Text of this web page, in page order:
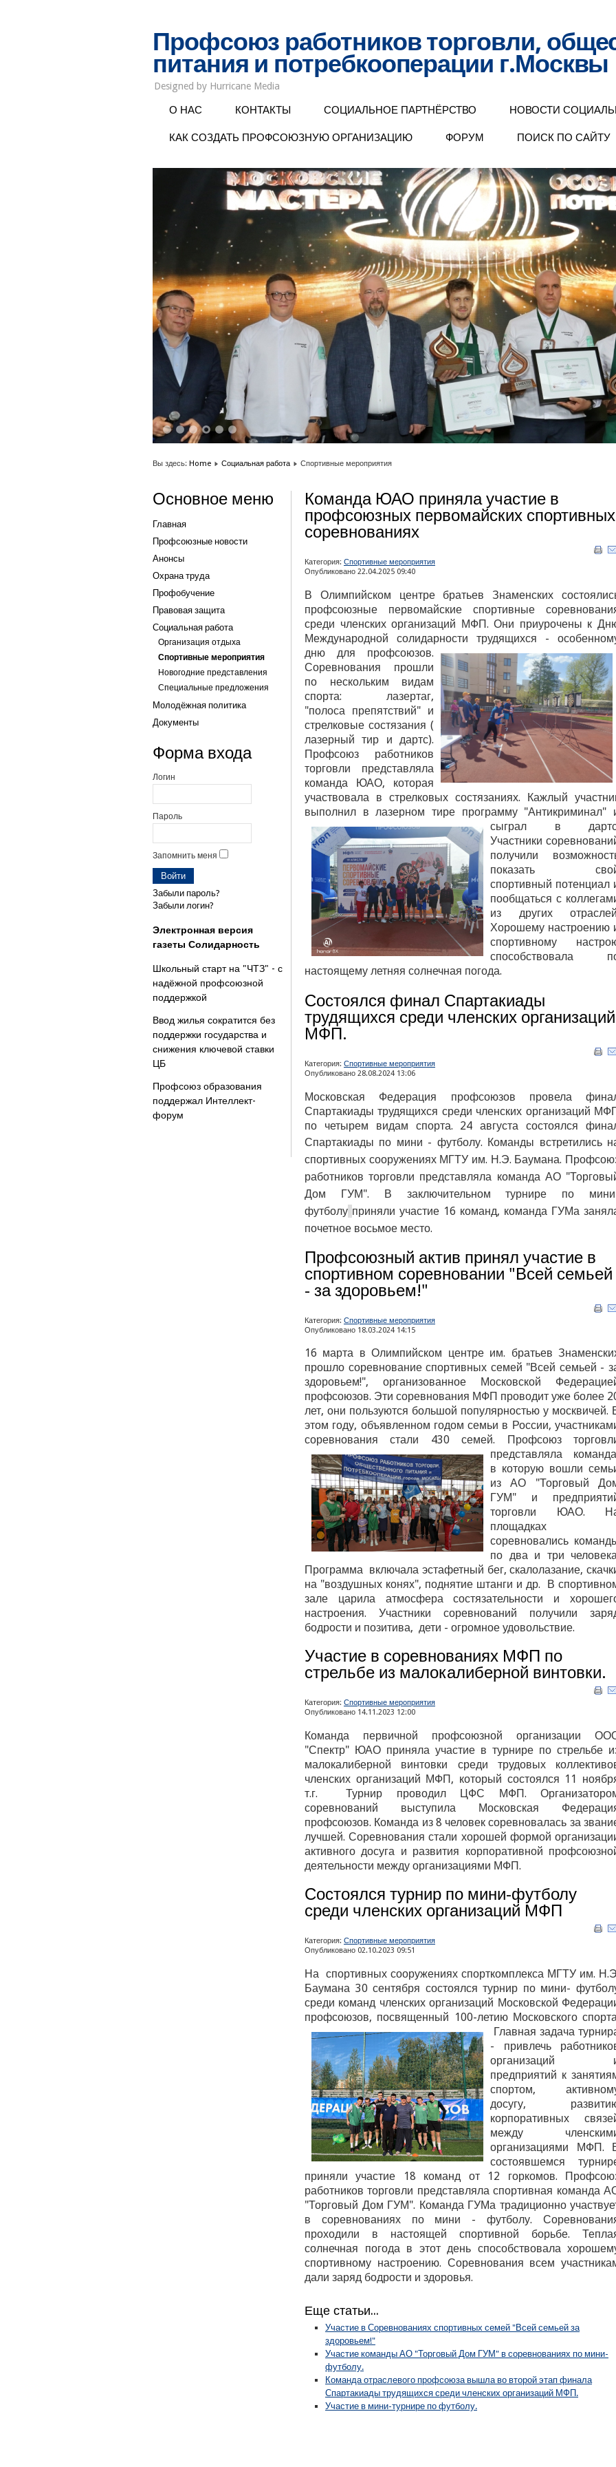
Профсоюз работников торговли,
питания и потребкооперации г.Москвы
Designed by Hurricane Media
О НАС КОНТАКТЫ СОЦИАЛЬНОЕ ПАРТНЁРСТВО НОВОСТИ
КАК СОЗДАТЬ ПРОФСОЮЗНУЮ ОРГАНИЗАЦИЮ ФОРУМ ПОИСК ПО САЙТУ
1 2 3 6
Вы здесь: Home Социальная работа Спортивные мероприятия
Основное меню
Главная
Профсоюзные новости
Анонсы
Охрана труда
Профобучение
Правовая защита
Социальная работа
Организация отдыха
Спортивные мероприятия
Новогодние представления
Специальные предложения
Молодёжная политика
Документы
Форма входа
Логин
Пароль
Запомнить меня
Забыли пароль?
Забыли логин?
Электронная версия
газеты Солидарность
Школьный старт на "ЧТЗ" - с
надёжной профсоюзной
поддержкой
Ввод жилья сократится без
поддержки государства и
снижения ключевой ставки
ЦБ
Профсоюз образования
поддержал Интеллект-
форум
Команда ЮАО приняла участие в
профсоюзных первомайских спортивных
соревнованиях
Категория: Спортивные мероприятия
Опубликовано 22.04.2025 09:40
В Олимпийском центре братьев Знаменских
профсоюзные первомайские спортивные
среди членских организаций МФП. Они приурочены к
Международной солидарности трудящихся -
дню для профсоюзов.
Соревнования прошли
по нескольким видам
спорта: лазертаг,
"полоса препятствий" и
стрелковые состязания (
лазерный тир и дартс).
Профсоюз работников
торговли представляла
команда ЮАО, которая
участвовала в стрелковых состязаниях. Кажлый
выполнил в лазерном тире программу "Антикриминал"
сыграл в
Участники
получили
показать
спортивный потенциал
пообщаться с
из других
Хорошему настроению
спортивному
способствовала
настоящему летняя солнечная погода.
Состоялся финал Спартакиады
трудящихся среди членских организаций
МФП.
Категория: Спортивные мероприятия
Опубликовано 28.08.2024 13:06
Московская Федерация профсоюзов провела
Спартакиады трудящихся среди членских организаций
по четырем видам спорта. 24 августа состоялся
Спартакиады по мини - футболу. Команды встретились
спортивных сооружениях МГТУ им. Н.Э. Баумана.
работников торговли представляла команда АО
Дом ГУМ". В заключительном турнире по
футболу приняли участие 16 команд, команда ГУМа
почетное восьмое место.
Профсоюзный актив принял участие в
спортивном соревновании "Всей семьей
- за здоровьем!"
Категория: Спортивные мероприятия
Опубликовано 18.03.2024 14:15
16 марта в Олимпийском центре им. братьев
прошло соревнование спортивных семей "Всей семьей -
здоровьем!", организованное Московской
профсоюзов. Эти соревнования МФП проводит уже более
лет, они пользуются большой популярностью у москвичей.
этом году, объявленном годом семьи в России,
соревнования стали 430 семей.
Профсоюз
представляла
в которую вошли
из АО "Торговый
ГУМ" и
торговли ЮАО.
площадках
соревновались
по два и три
Программа включала эстафетный бег, скалолазание,
на "воздушных конях", поднятие штанги и др. В
зале царила атмосфера состязательности и
настроения. Участники соревнований получили
бодрости и позитива, дети - огромное удовольствие.
Участие в соревнованиях МФП по
стрельбе из малокалиберной винтовки.
Категория: Спортивные мероприятия
Опубликовано 14.11.2023 12:00
Команда первичной профсоюзной организации
"Спектр" ЮАО приняла участие в турнире по стрельбе
малокалиберной винтовки среди трудовых
членских организаций МФП, который состоялся 11
т.г. Турнир проводил ЦФС МФП.
соревнований выступила Московская
профсоюзов. Команда из 8 человек соревновалась за
лучшей. Соревнования стали хорошей формой
активного досуга и развития корпоративной
деятельности между организациями МФП.
Состоялся турнир по мини-футболу
среди членских организаций МФП
Категория: Спортивные мероприятия
Опубликовано 02.10.2023 09:51
На спортивных сооружениях спорткомплекса МГТУ им.
Баумана 30 сентября состоялся турнир по мини-
среди команд членских организаций Московской
профсоюзов, посвященный 100-летию Московского
Главная задача
- привлечь
организаций
предприятий к
спортом,
досугу,
корпоративных
между
организациями МФП.
состоявшемся
приняли участие 18 команд от 12 горкомов.
работников торговли представляла спортивная команда
"Торговый Дом ГУМ". Команда ГУМа традиционно
в соревнованиях по мини - футболу.
проходили в настоящей спортивной борьбе.
солнечная погода в этот день способствовала
спортивному настроению. Соревнования всем
дали заряд бодрости и здоровья.
Еще статьи...
Участие в Соревнованиях спортивных семей "Всей семьей за
здоровьем!"
Участие команды АО "Торговый Дом ГУМ" в соревнованиях по мини-
футболу.
Команда отраслевого профсоюза вышла во второй этап финала
Спартакиады трудящихся среди членских организаций МФП.
Участие в мини-турнире по футболу.